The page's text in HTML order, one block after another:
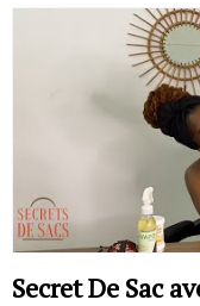
Secret De Sac